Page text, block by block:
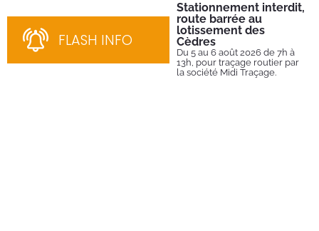
FLASH INFO
Stationnement interdit,
route barrée au
lotissement des
Cèdres
Du 5 au 6 août 2026 de 7h à
13h, pour traçage routier par
la société Midi Traçage.